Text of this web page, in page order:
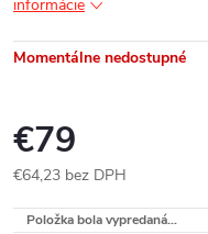
informácie
Momentálne nedostupné
€79
€64,23 bez DPH
cena:
Položka bola vypredaná…